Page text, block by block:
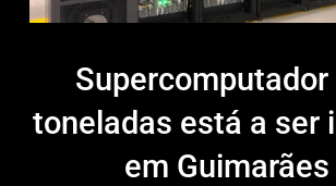
Supercomputador
toneladas está a ser
em Guimarães